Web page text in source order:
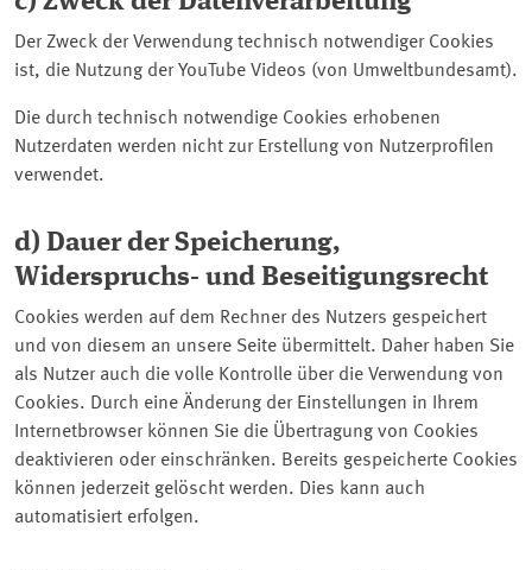
Der Zweck der Verwendung technisch notwendiger Cookies
ist, die Nutzung der YouTube Videos (von Umweltbundesamt).
Die durch technisch notwendige Cookies erhobenen
Nutzerdaten werden nicht zur Erstellung von Nutzerprofilen
verwendet.
d) Dauer der Speicherung,
Widerspruchs- und Beseitigungsrecht
Cookies werden auf dem Rechner des Nutzers gespeichert
und von diesem an unsere Seite übermittelt. Daher haben Sie
als Nutzer auch die volle Kontrolle über die Verwendung von
Cookies. Durch eine Änderung der Einstellungen in Ihrem
Internetbrowser können Sie die Übertragung von Cookies
deaktivieren oder einschränken. Bereits gespeicherte Cookies
können jederzeit gelöscht werden. Dies kann auch
automatisiert erfolgen.